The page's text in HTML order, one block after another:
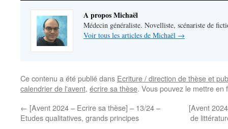
A propos Michaël
Médecin généraliste. Novelliste, scénariste de
Voir tous les articles de Michaël →
Ce contenu a été publié dans Ecriture / direction de thèse et
calendrier de l'avent, écrire sa thèse. Vous pouvez le mettre
← [Avent 2024 – Ecrire sa thèse] – 13/24 –
Etudes qualitatives, grands principes
[Avent
de